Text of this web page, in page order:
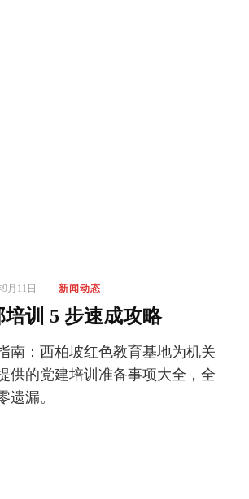
9月11日 新闻动态
训 5 步速成攻略
南：西柏坡红色教育基地为机关
供的党建培训准备事项大全，全
遗漏。